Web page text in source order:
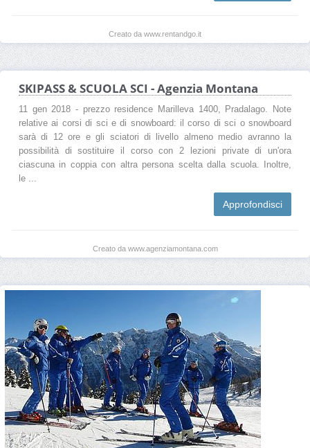
Creato da www.rentandgo.it
SKIPASS & SCUOLA SCI - Agenzia Montana
11 gen 2018 - prezzo residence Marilleva 1400, Pradalago. Note
relative ai corsi di sci e di snowboard: il corso di sci o snowboard
sarà di 12 ore e gli sciatori di livello almeno medio avranno la
possibilità di sostituire il corso con 2 lezioni private di un'ora
ciascuna in coppia con altra persona scelta dalla scuola. Inoltre,
le ...
Approfondisci
Creato da www.agenziamontana.com